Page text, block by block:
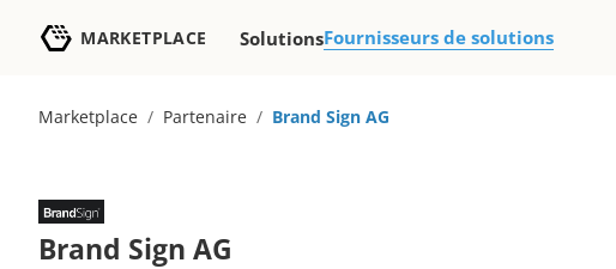
MARKETPLACE SolutionsFournisseurs de solutions
Marketplace / Partenaire / Brand Sign AG
Brand Sign AG